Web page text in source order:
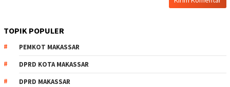
TOPIK POPULER
PEMKOT MAKASSAR
DPRD KOTA MAKASSAR
DPRD MAKASSAR